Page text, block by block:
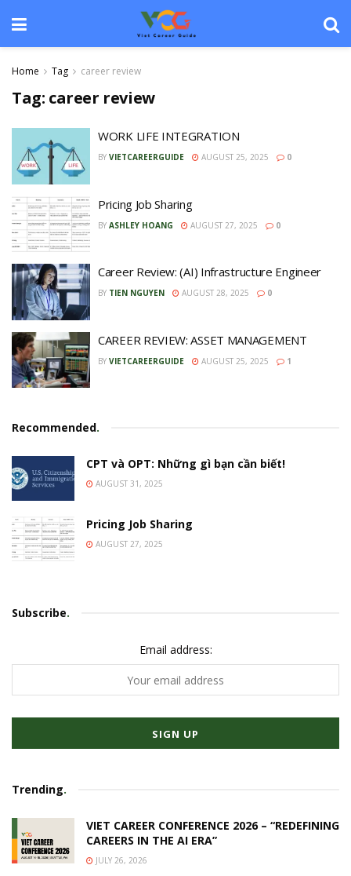
Home Tag career review
Tag: career review
WORK LIFE INTEGRATION
BY VIETCAREERGUIDE AUGUST 25, 2025 0
Pricing Job Sharing
BY ASHLEY HOANG AUGUST 27, 2025 0
Career Review: (AI) Infrastructure Engineer
BY TIEN NGUYEN AUGUST 28, 2025 0
CAREER REVIEW: ASSET MANAGEMENT
BY VIETCAREERGUIDE AUGUST 25, 2025 1
Recommended.
CPT và OPT: Những gì bạn cần biết!
AUGUST 31, 2025
Pricing Job Sharing
AUGUST 27, 2025
Subscribe.
Email address:
Trending.
VIET CAREER CONFERENCE 2026 – “REDEFINING
CAREERS IN THE AI ERA”
JULY 26, 2026